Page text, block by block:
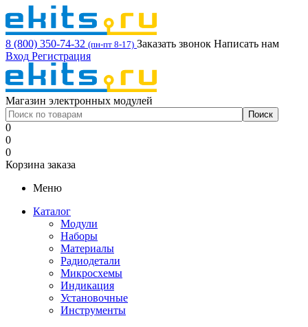
8 (800) 350-74-32 (пн-пт 8-17) Заказать звонок Написать нам
Вход Регистрация
Магазин электронных модулей
0
0
0
Корзина заказа
Меню
Каталог
Модули
Наборы
Материалы
Радиодетали
Микросхемы
Индикация
Установочные
Инструменты